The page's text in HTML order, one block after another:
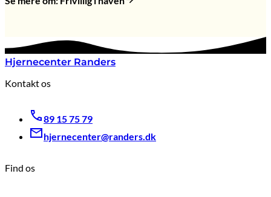
Hjernecenter Randers
Kontakt os
89 15 75 79
hjernecenter@randers.dk
Find os